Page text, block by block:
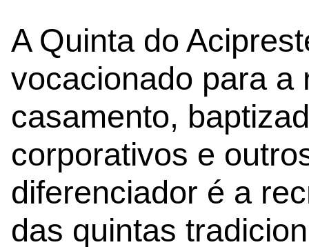
A Quinta do
vocacionado para a
casamento,
corporativos e
diferenciador é a
das quintas